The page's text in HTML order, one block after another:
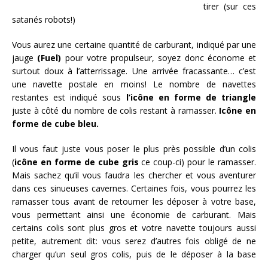
tirer (sur ces
satanés robots!)
Vous aurez une certaine quantité de carburant, indiqué par une
jauge (Fuel) pour votre propulseur, soyez donc économe et
surtout doux à l’atterrissage. Une arrivée fracassante… c’est
une navette postale en moins! Le nombre de navettes
restantes est indiqué sous l’icône en forme de triangle
juste à côté du nombre de colis restant à ramasser. Icône en
forme de cube bleu.
Il vous faut juste vous poser le plus près possible d’un colis
(icône en forme de cube gris ce coup-ci) pour le ramasser.
Mais sachez qu’il vous faudra les chercher et vous aventurer
dans ces sinueuses cavernes. Certaines fois, vous pourrez les
ramasser tous avant de retourner les déposer à votre base,
vous permettant ainsi une économie de carburant. Mais
certains colis sont plus gros et votre navette toujours aussi
petite, autrement dit: vous serez d’autres fois obligé de ne
charger qu’un seul gros colis, puis de le déposer à la base